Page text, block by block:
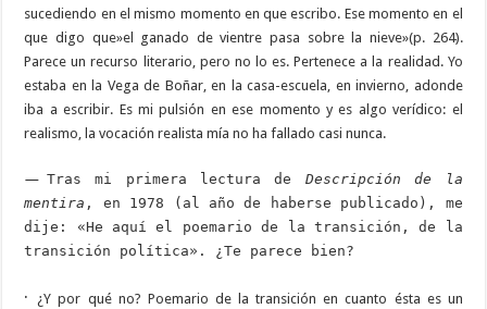
sucediendo en el mismo momento en que escribo. Ese momento en el
que digo que»el ganado de vientre pasa sobre la nieve»(p. 264).
Parece un recurso literario, pero no lo es. Pertenece a la realidad. Yo
estaba en la Vega de Boñar, en la casa-escuela, en invierno, adonde
iba a escribir. Es mi pulsión en ese momento y es algo verídico: el
realismo, la vocación realista mía no ha fallado casi nunca.
— Tras mi primera lectura de Descripción de la
mentira , en 1978 (al año de haberse publicado), me
dije: «He aquí el poemario de la transición, de la
transición política». ¿Te parece bien?
·
¿Y por qué no? Poemario de la transición en cuanto ésta es un